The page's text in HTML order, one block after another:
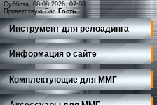
Суббота, 08.08.2026, 07:03
Приветствую Вас Гость
Инструмент для релоадинга
Информация о сайте
Комплектующие для ММГ